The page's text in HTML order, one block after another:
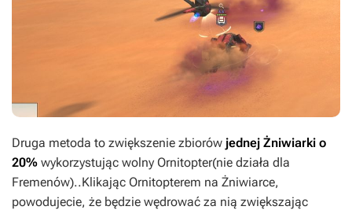
Druga metoda to zwiększenie zbiorów jednej Żniwiarki o
20% wykorzystując wolny Ornitopter(nie działa dla
Fremenów)..Klikając Ornitopterem na Żniwiarce,
powodujecie, że będzie wędrować za nią zwiększając